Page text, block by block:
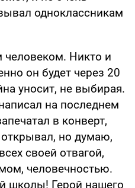
одноклассникам
Никто и
он будет через 20
уносит, не выбирая.
на последнем
в конверт,
но думаю,
своей отвагой,
человечностью.
школы! Герой нашего